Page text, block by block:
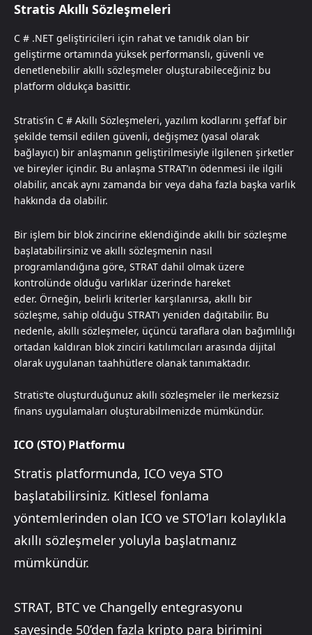
Stratis Akıllı Sözleşmeleri
C # .NET geliştiricileri için rahat ve tanıdık olan bir
geliştirme ortamında yüksek performanslı, güvenli ve
denetlenebilir akıllı sözleşmeler oluşturabileceğiniz bu
platform oldukça basittir.
Stratis’in C # Akıllı Sözleşmeleri, yazılım kodlarını şeffaf bir
şekilde temsil edilen güvenli, değişmez (yasal olarak
bağlayıcı) bir anlaşmanın geliştirilmesiyle ilgilenen şirketler
ve bireyler içindir. Bu anlaşma STRAT’ın ödenmesi ile ilgili
olabilir, ancak aynı zamanda bir veya daha fazla başka varlık
hakkında da olabilir.
Bir işlem bir blok zincirine eklendiğinde akıllı bir sözleşme
başlatabilirsiniz ve akıllı sözleşmenin nasıl
programlandığına göre, STRAT dahil olmak üzere
kontrolünde olduğu varlıklar üzerinde hareket
eder. Örneğin, belirli kriterler karşılanırsa, akıllı bir
sözleşme, sahip olduğu STRAT’ı yeniden dağıtabilir. Bu
nedenle, akıllı sözleşmeler, üçüncü taraflara olan bağımlılığı
ortadan kaldıran blok zinciri katılımcıları arasında dijital
olarak uygulanan taahhütlere olanak tanımaktadır.
Stratis’te oluşturduğunuz akıllı sözleşmeler ile merkezsiz
finans uygulamaları oluşturabilmenizde mümkündür.
ICO (STO) Platformu
Stratis platformunda, ICO veya STO
başlatabilirsiniz. Kitlesel fonlama
yöntemlerinden olan ICO ve STO’ları kolaylıkla
akıllı sözleşmeler yoluyla başlatmanız
mümkündür.
STRAT, BTC ve Changelly entegrasyonu
sayesinde 50’den fazla kripto para birimini